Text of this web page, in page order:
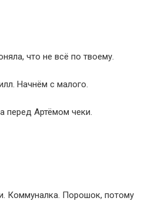
что не всё по твоему.
Начнём с малого.
перед Артёмом чеки.
Коммуналка. Порошок, потому